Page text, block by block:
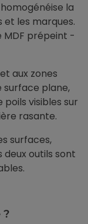
homogénéise la
et les marques.
MDF prépeint -
aux zones
surface plane,
poils visibles sur
rasante.
surfaces,
deux outils sont
?